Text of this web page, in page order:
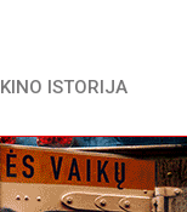
KINO ISTORIJA